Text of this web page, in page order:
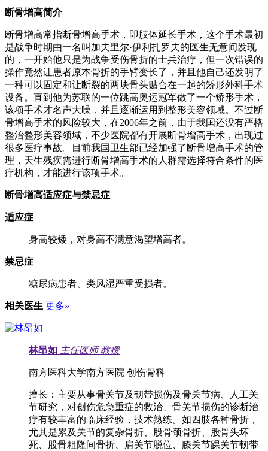
断骨增高简介
断骨增高常指断骨增高手术，即肢体延长手术，这个手术最初
是战争时期由一名叫加夫里尔·伊利扎罗夫的医生无意间发现
的，一开始他只是为战争受伤骨折的士兵治疗，但一次错误的
操作竟然让患者原本骨折的手臂变长了，并且他自己还发明了
一种可以固定和让断裂的两块骨头贴合在一起的矫形外科手术
设备。直到他为苏联的一位跳高奥运冠军做了一个矫形手术，
该项手术才名声大噪，并且逐渐运用到整形美容领域。不过断
骨增高手术的风险较大，在2006年之前，由于我国还没有严格
整治整形美容领域，不少医院都有开展断骨增高手术，出现过
很多医疗事故。目前我国卫生部已经加强了断骨增高手术的管
理，天生残疾需进行断骨增高手术的人群需选择符合条件的医
疗机构，才能进行该项手术。
断骨增高适应症与禁忌症
适应症
身高较矮，对身高不满意渴望增高者。
禁忌症
糖尿病患者、类风湿严重受损者。
相关医生 更多»
林昂如 主任医师 教授
南方医科大学南方医院 创伤骨科
擅长： 主要从事骨关节及韧带损伤及骨关节病、人工关
节研究，对创伤危急重症的救治、骨关节损伤的诊断治
疗有较丰富的临床经验，技术熟练。如四肢各种骨折，
尤其是累及关节的复杂骨折、股骨颈骨折、股骨头坏
死、股骨粗隆间骨折、肩关节脱位、膝关节踝关节韧带